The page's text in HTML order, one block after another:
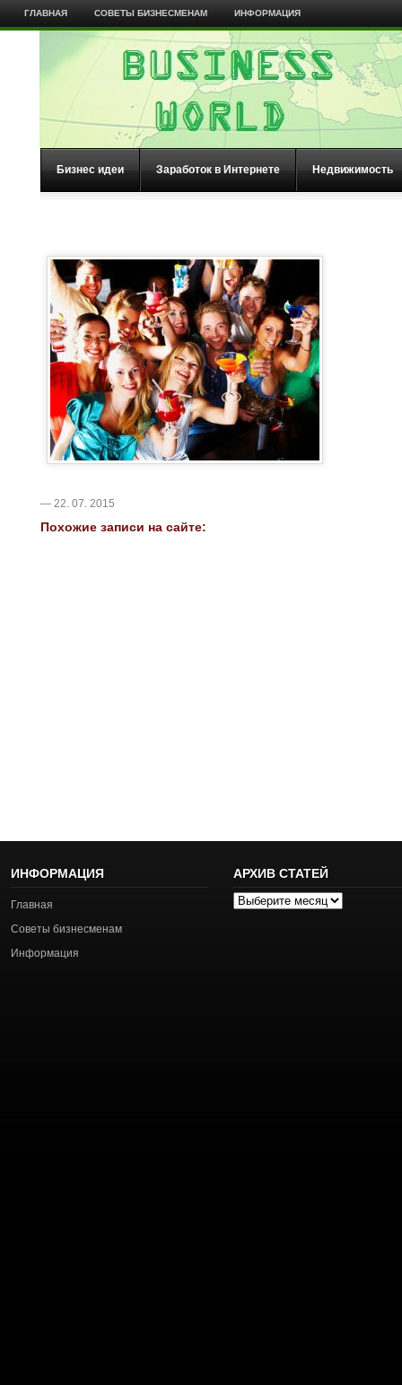
ГЛАВНАЯ СОВЕТЫ БИЗНЕСМЕНАМ ИНФОРМАЦИЯ
Бизнес идеи Заработок в Интернете Недвижимость
— 22. 07. 2015
Похожие записи на сайте:
ИНФОРМАЦИЯ
Главная
Советы бизнесменам
Информация
АРХИВ СТАТЕЙ
Архив